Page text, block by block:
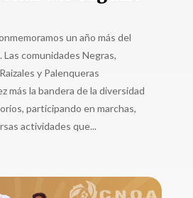
un año más del
comunidades Negras,
y Palenqueras
más la bandera de la diversidad
participando en marchas,
actividades que...